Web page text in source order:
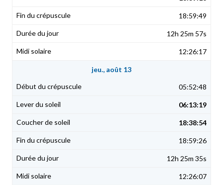
18:59:49
12h 25m 57s
12:26:17
jeu., août 13
05:52:48
06:13:19
18:38:54
18:59:26
12h 25m 35s
12:26:07